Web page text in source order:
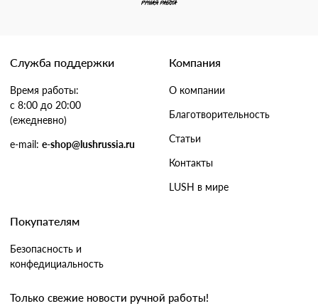
Служба поддержки
Время работы:
с 8:00 до 20:00
(ежедневно)
e-mail: e-shop@lushrussia.ru
Компания
О компании
Благотворительность
Статьи
Контакты
LUSH в мире
Покупателям
Безопасность и
конфедициальность
Только свежие новости ручной работы!